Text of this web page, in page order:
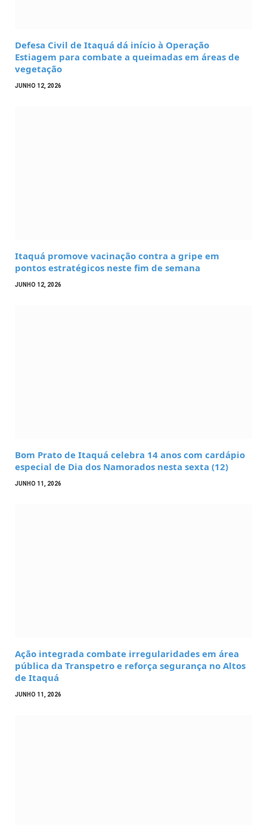
Defesa Civil de Itaquá dá início à Operação
Estiagem para combate a queimadas em áreas de
vegetação
JUNHO 12, 2026
Itaquá promove vacinação contra a gripe em
pontos estratégicos neste fim de semana
JUNHO 12, 2026
Bom Prato de Itaquá celebra 14 anos com cardápio
especial de Dia dos Namorados nesta sexta (12)
JUNHO 11, 2026
Ação integrada combate irregularidades em área
pública da Transpetro e reforça segurança no Altos
de Itaquá
JUNHO 11, 2026